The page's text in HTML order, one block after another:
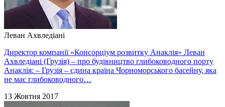
Леван Ахвледіані
Директор компанії «Консорціум розвитку Анаклія» Леван
Ахвледіані (Грузія) – про будівництво глибоководного порту
Анаклія: – Грузія – єдина країна Чорноморського басейну, яка
не має глибоководного…
13 Жовтня 2017